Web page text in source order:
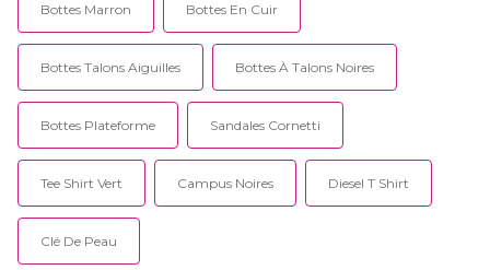
Bottes Marron Bottes En Cuir
Bottes Talons Aiguilles Bottes À Talons Noires
Bottes Plateforme Sandales Cornetti
Tee Shirt Vert Campus Noires Diesel T Shirt
Clé De Peau